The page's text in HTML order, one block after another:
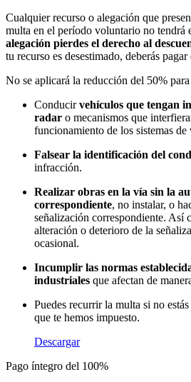
Cualquier recurso o alegación que
multa en el período voluntario no tendrá
alegación pierdes el derecho al
tu recurso es desestimado, deberás
No se aplicará la reducción del 50%
Conducirvehículos que tengan
radar o mecanismos que
funcionamiento de los sistemas
Falsear la identificación del
infracción.
Realizar obras en la vía sin la
correspondiente, no instalar, o
señalización correspondiente. Así
alteración o deterioro de la
ocasional.
Incumplir las normas
industriales que afectan de
Puedes recurrir la multa si no
que te hemos impuesto.
Descargar
Pago íntegro del 100%